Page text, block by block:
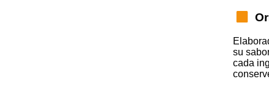
su
cada